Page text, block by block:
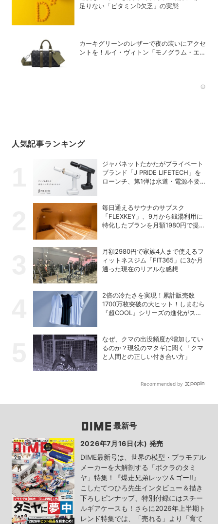
足りない「ビタミンD欠乏」の実態
カーキグリーンのレザーで夜の装いにアクセ
ントを！ルイ・ヴィトン「モノグラム・エク
人気記事ランキング
ジャパネットたかたがプライベート
ブランド「J PRIDE LIFETECH」を
ローンチ、第1弾は水道・電源不要
毎日通えるサウナのサブスク
「FLEXKEY」、9月から銭湯利用に
特化したプランを月額1980円で提供
月額2980円で家族4人まで使えるフ
ィットネスジム「FIT365」に3か月
通った現在のリアルな感想
2倍の冷たさを実現！累計販売数
1700万枚突破の大ヒット！しまむら
『超COOL』シリーズの進化がスゴ
なぜ、クマの出没頻度が増加してい
るのか？現役のマタギに聞く「クマ
と人間との正しい付き合い方」
Recommended by
最新号
2026年7月16日(木) 発売
DIME最新号は、世界の模型・プラモデル
メーカーを大解剖する「ボクラのタミ
ヤ」特集！『爆走兄弟レッツ＆ゴー!!』
こしたてつひろ先生インタビュー＆描き
下ろしピンナップ、特別付録にはスチー
ルギアケースも！さらに2026年上半期ト
レンド特集では、「売れる」より「育て